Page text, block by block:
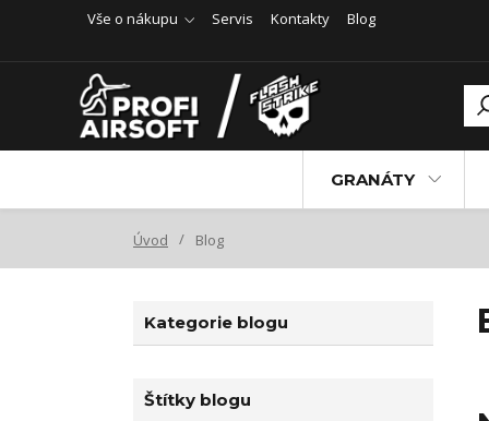
Vše o nákupu Servis Kontakty Blog
GRANÁTY
Úvod Blog
Kategorie blogu
Štítky blogu